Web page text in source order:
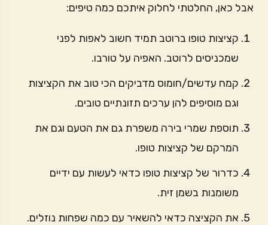
אבל כאן, החלטתי לחלוק איתכם כמה טיפים:
קציצות טופו ברוטב תמיד חשוב לאפות לפני
שמכניסים לרוטב. האפיה על טורבו.
קמח עדשים/חומוס מדביקים הכי טוב את הקציצות
וגם מוסיפים להן ערכים תזונתיים טובים.
תוספת שמרי בירה משפרת גם את הטעם וגם את
המרקם של קציצות טופו.
כדרור של קציצות טופו כדאי לעשות עם ידיים
משומנות בשמן זית.
את הקציצה כדאי להשאיר עם כמה שפחות נוזלים.